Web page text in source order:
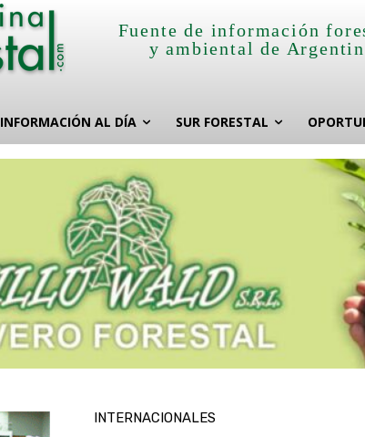
Fuente de información
y ambiental de
INFORMACIÓN AL DÍA SUR FORESTAL
INTERNACIONALES